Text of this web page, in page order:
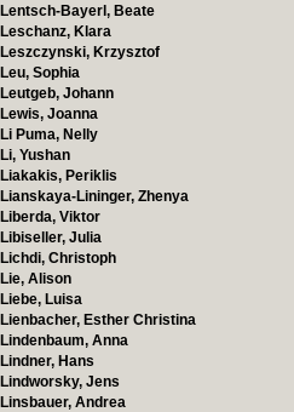
Lentsch-Bayerl, Beate
Leschanz, Klara
Leszczynski, Krzysztof
Leu, Sophia
Leutgeb, Johann
Lewis, Joanna
Li Puma, Nelly
Li, Yushan
Liakakis, Periklis
Lianskaya-Lininger, Zhenya
Liberda, Viktor
Libiseller, Julia
Lichdi, Christoph
Lie, Alison
Liebe, Luisa
Lienbacher, Esther Christina
Lindenbaum, Anna
Lindner, Hans
Lindworsky, Jens
Linsbauer, Andrea